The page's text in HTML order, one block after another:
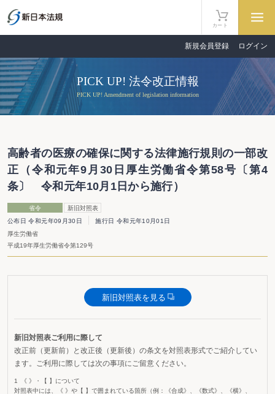
カート
新規会員登録 ログイン
PICK UP! 法令改正情報
PICK UP! Amendment of legislation information
高齢者の医療の確保に関する法律施行規則の一部改
正（令和元年9月30日厚生労働省令第58号〔第4
条〕 令和元年10月1日から施行）
省令
新旧対照表
公布日 令和元年09月30日
施行日 令和元年10月01日
厚生労働省
平成19年厚生労働省令第129号
新旧対照表を見る
新旧対照表ご利用に際して
改正前（更新前）と改正後（更新後）の条文を対照表形式でご紹介してい
ます。ご利用に際しては次の事項にご留意ください。
《 》・【 】について
対照表中には、《 》や【 】で囲まれている箇所（例：《合成》、《数式》、《横》、